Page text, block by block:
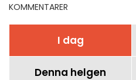
KOMMENTARER
I dag
Denna helgen